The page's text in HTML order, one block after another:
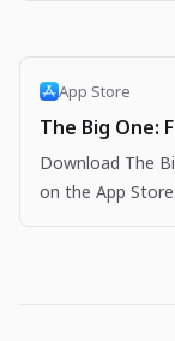
App Store
The Big One:
Download The
on the App